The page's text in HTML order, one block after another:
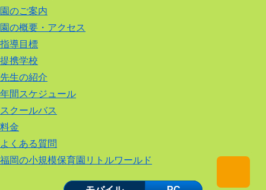
園のご案内
園の概要・アクセス
指導目標
提携学校
先生の紹介
年間スケジュール
スクールバス
料金
よくある質問
福岡の小規模保育園リトルワールド